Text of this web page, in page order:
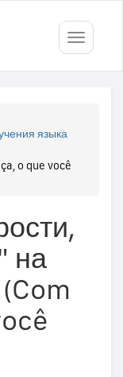
Toggle
языка
o que você
на